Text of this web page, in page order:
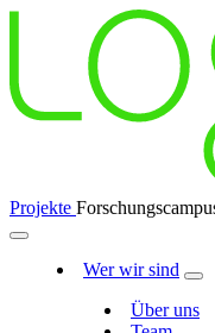
Projekte
Wer wir sind
Über uns